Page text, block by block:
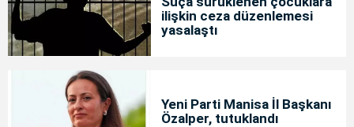
ilişkin ceza düzenlemesi
yasalaştı
Yeni Parti Manisa İl Başkanı
Özalper, tutuklandı